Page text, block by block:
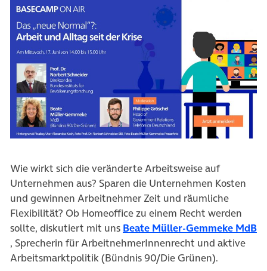
Wie wirkt sich die veränderte Arbeitsweise auf
Unternehmen aus? Sparen die Unternehmen Kosten
und gewinnen Arbeitnehmer Zeit und räumliche
Flexibilität? Ob Homeoffice zu einem Recht werden
sollte, diskutiert mit uns Beate Müller-Gemmeke MdB
(öffnet in neuem Tab)
, Sprecherin für ArbeitnehmerInnenrecht und aktive
Arbeitsmarktpolitik (Bündnis 90/Die Grünen).